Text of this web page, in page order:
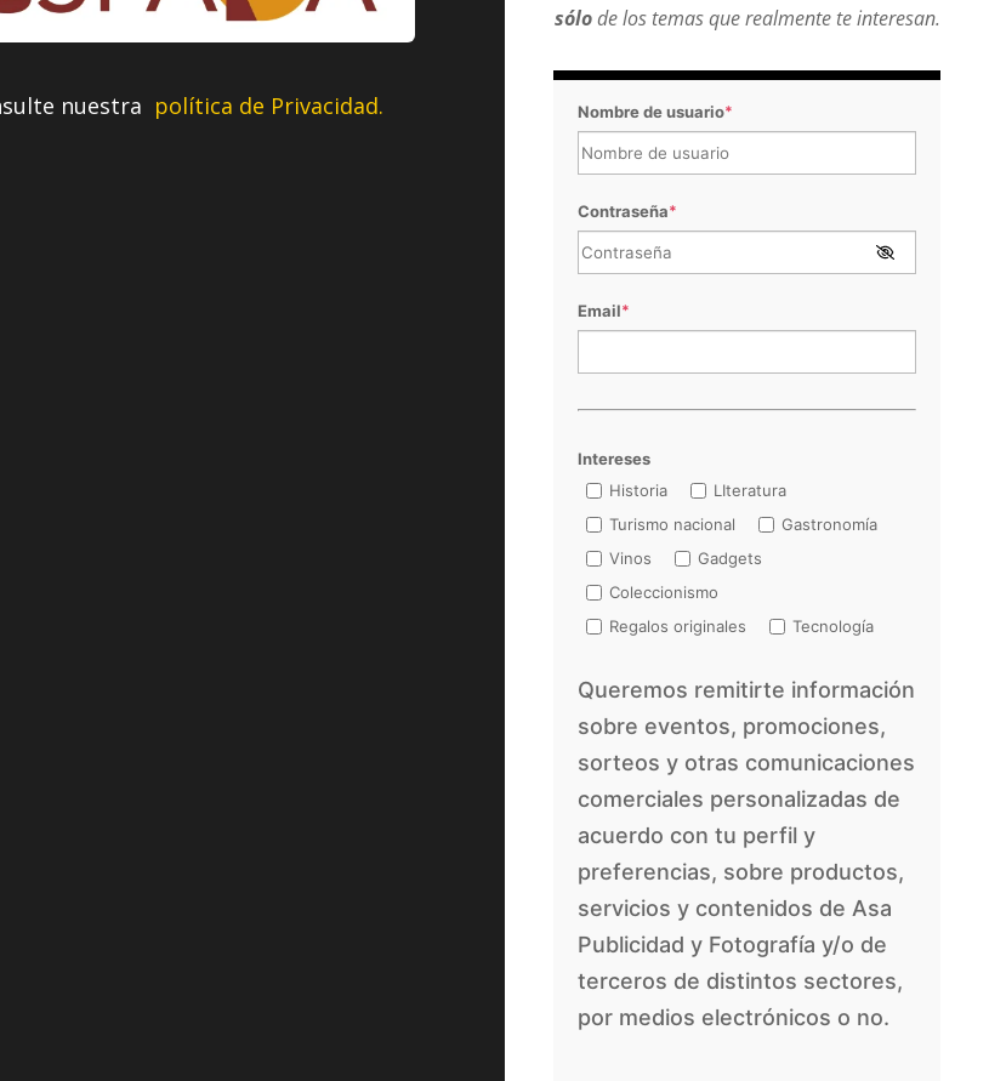
nuestra política de Privacidad.
sólode los temas que realmente te interesan.
Nombre de usuario*
Contraseña*
Email*
Intereses
Historia
LIteratura
Turismo nacional
Gastronomía
Vinos
Gadgets
Coleccionismo
Regalos originales
Tecnología
Queremos remitirte información
sobre eventos, promociones,
sorteos y otras comunicaciones
comerciales personalizadas de
acuerdo con tu perfil y
preferencias, sobre productos,
servicios y contenidos de Asa
Publicidad y Fotografía y/o de
terceros de distintos sectores,
por medios electrónicos o no.